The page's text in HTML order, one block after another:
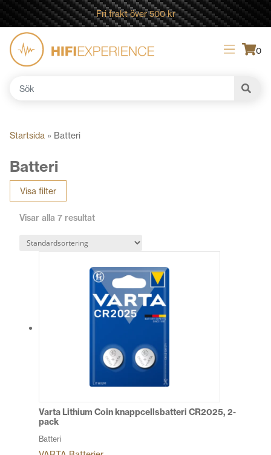
Fri frakt över 500 kr
0
Startsida » Batteri
Batteri
Visa filter
Visar alla 7 resultat
Varta Lithium Coin knappcellsbatteri CR2025, 2-
pack
Batteri